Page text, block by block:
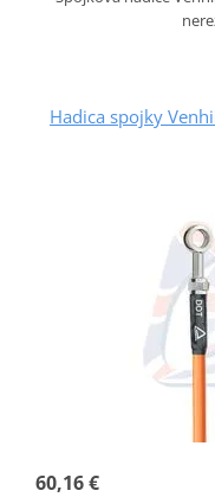
Hadica spojky
60,16 €